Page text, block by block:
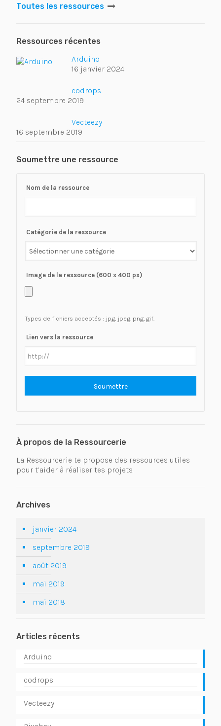
Toutes les ressources
Ressources récentes
Arduino
16 janvier 2024
codrops
24 septembre 2019
Vecteezy
16 septembre 2019
Soumettre une ressource
Nom de la ressource
Catégorie de la ressource
Image de la ressource (600 x 400 px)
Types de fichiers acceptés : jpg, jpeg, png, gif.
Lien vers la ressource
À propos de la Ressourcerie
La Ressourcerie te propose des ressources utiles
pour t’aider à réaliser tes projets.
Archives
janvier 2024
septembre 2019
août 2019
mai 2019
mai 2018
Articles récents
Arduino
codrops
Vecteezy